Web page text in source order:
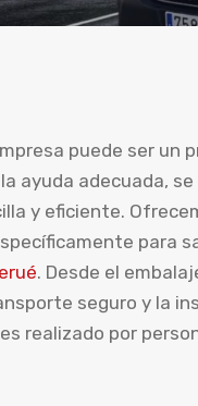
puede ser un
ayuda adecuada,
y eficiente.
para
. Desde el
seguro y la
realizado por